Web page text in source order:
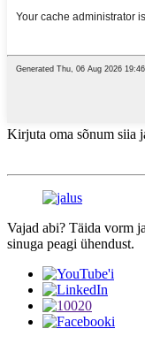
Kirjuta oma sõnum siia
Vajad abi? Täida vorm
sinuga peagi ühendust.